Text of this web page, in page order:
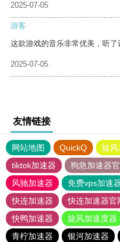
2025-07-05
游客
这款游戏的音乐非常优美，听了
2025-07-05
友情链接
网站地图 QuickQ 旋风
tiktok加速器
狗急加速器
风驰加速器
免费vps加速
快连加速器
快连加速器官
快鸭加速器
旋风加速度器
青柠加速器
银河加速器